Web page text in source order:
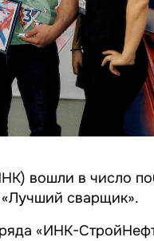
вошли в число
сварщик».
«ИНК-